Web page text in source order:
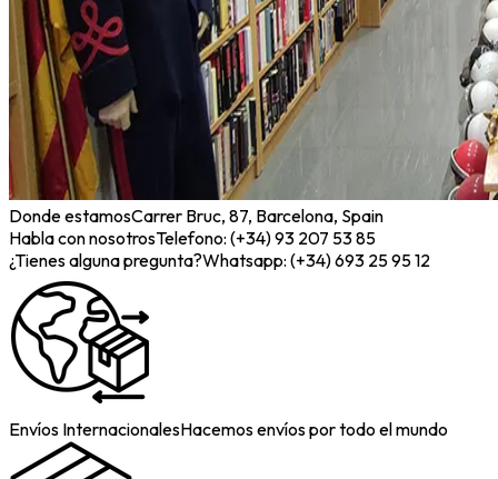
Donde estamosCarrer Bruc, 87, Barcelona, Spain
Habla con nosotrosTelefono: (+34) 93 207 53 85
¿Tienes alguna pregunta?Whatsapp: (+34) 693 25 95 12
Envíos InternacionalesHacemos envíos por todo el mundo